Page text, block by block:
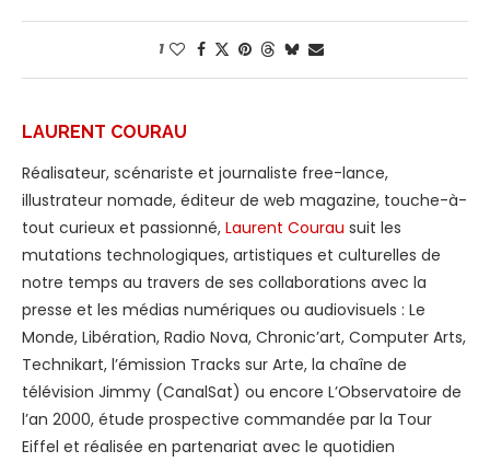
1
LAURENT COURAU
Réalisateur, scénariste et journaliste free-lance,
illustrateur nomade, éditeur de web magazine, touche-à-
tout curieux et passionné, Laurent Courau suit les
mutations technologiques, artistiques et culturelles de
notre temps au travers de ses collaborations avec la
presse et les médias numériques ou audiovisuels : Le
Monde, Libération, Radio Nova, Chronic’art, Computer Arts,
Technikart, l’émission Tracks sur Arte, la chaîne de
télévision Jimmy (CanalSat) ou encore L’Observatoire de
l’an 2000, étude prospective commandée par la Tour
Eiffel et réalisée en partenariat avec le quotidien